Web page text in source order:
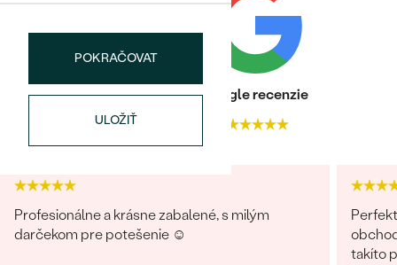
Bestsellery
OBJAVIŤ
POKRAČOVAT
ULOŽIŤ
Heuréka recenzie
4.9
Google recenzie
Profesionálne a krásne zabalené, s milým
darčekom pre potešenie ☺️
takíto